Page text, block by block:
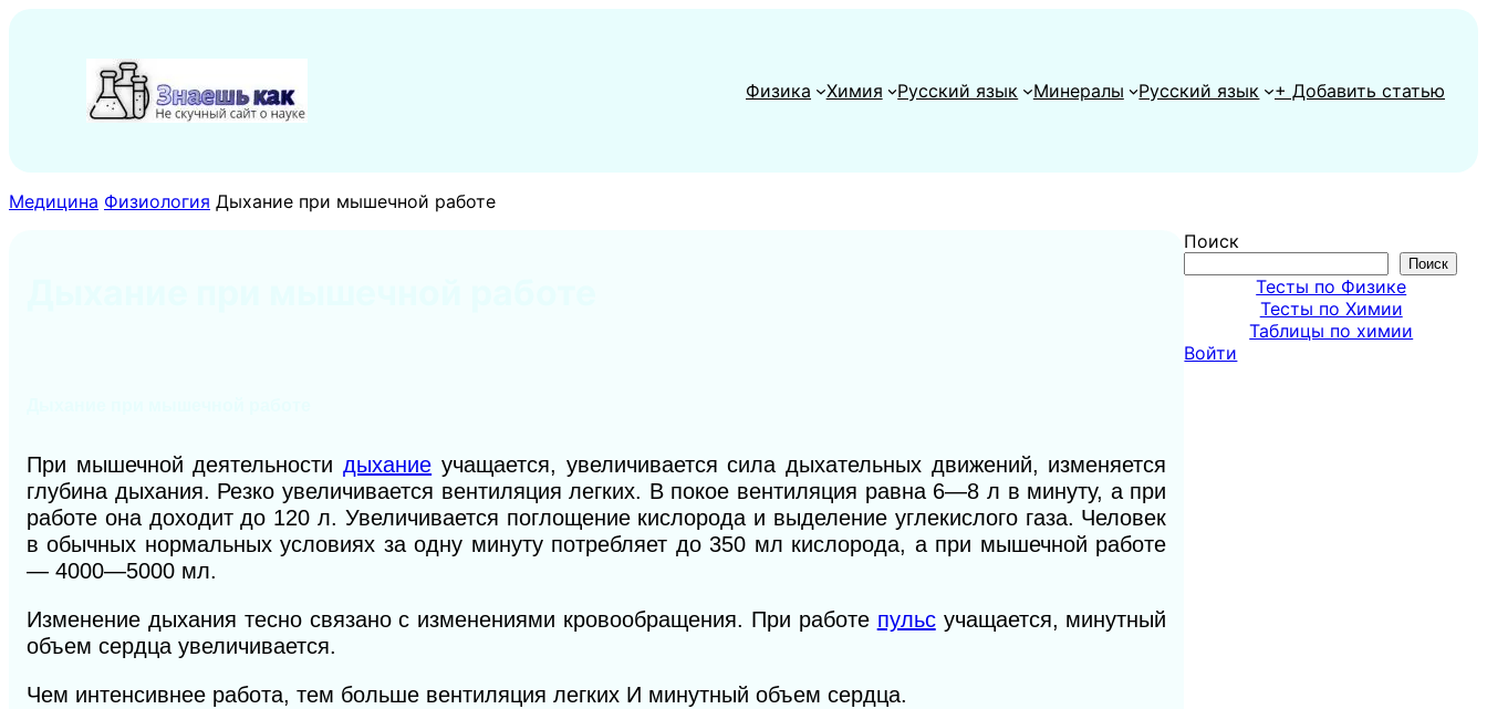
содержимому
Физика
Химия Русский язык Минералы Русский язык + Добавить статью
Медицина Физиология Дыхание при мышечной работе
При мышечной деятельностидыхание учащается, увеличивается сила дыхательных движений, изменяется
глубина дыхания. Резко увеличивается вентиляция легких. В покое вентиляция равна 6—8 л в минуту, а при
работе она доходит до 120 л. Увеличивается поглощение кислорода и выделение углекислого газа. Человек
в обычных нормальных условиях за одну минуту потребляет до 350 мл кислорода, а при мышечной работе
— 4000—5000 мл.
Изменение дыхания тесно связано с изменениями кровообращения. При работе пульсучащается, минутный
объем сердца увеличивается.
Чем интенсивнее работа, тем больше вентиляция легких И минутный объем сердца.
Поиск
Поиск
Тесты по Физике
Тесты по Химии
Таблицы по химии
Войти